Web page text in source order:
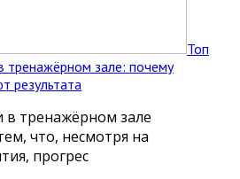
Топ
тренажёрном зале: почему
результата
тренажёрном зале
что, несмотря на
прогрес